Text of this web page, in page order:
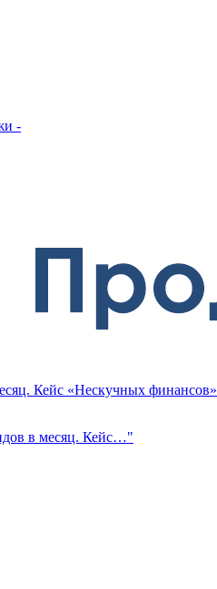
-
Кейс «Нескучных финансов»
в месяц. Кейс…"